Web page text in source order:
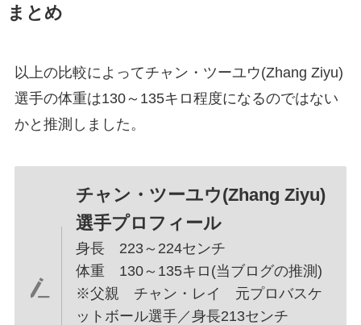
まとめ
以上の比較によってチャン・ツーユウ(Zhang Ziyu)
選手の体重は130～135キロ程度になるのではない
かと推測しました。
チャン・ツーユウ(Zhang Ziyu)
選手プロフィール
身長 223～224センチ
体重 130～135キロ(当ブログの推測)
※父親 チャン・レイ 元プロバスケ
ットボール選手／身長213センチ